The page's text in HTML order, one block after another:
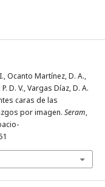
Ocanto Martínez, D. A.,
D. V., Vargas Díaz, D. A.
caras de las
por imagen. Seram,